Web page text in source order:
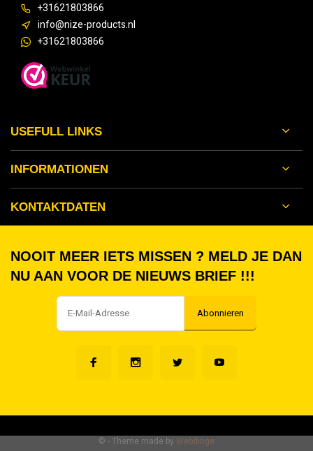
+31621803866
info@nize-products.nl
+31621803866
USEFULL LINKS
INFORMATIONEN
KONTAKTDATEN
NOOIT MEER IETS MISSEN ? MELD JE DAN
NU AAN VOOR DE NIEUWS BRIEF !!!
Abonnieren
© - Theme made by Webdinge